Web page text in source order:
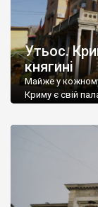
Утьос.
княгині
Майже у
Криму є свій